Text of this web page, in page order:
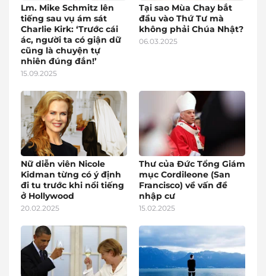
Lm. Mike Schmitz lên
tiếng sau vụ ám sát
Charlie Kirk: ‘Trước cái
ác, người ta có giận dữ
cũng là chuyện tự
nhiên đúng đắn!’
15.09.2025
Tại sao Mùa Chay bắt
đầu vào Thứ Tư mà
không phải Chúa Nhật?
06.03.2025
Nữ diễn viên Nicole
Kidman từng có ý định
đi tu trước khi nổi tiếng
ở Hollywood
20.02.2025
Thư của Đức Tổng Giám
mục Cordileone (San
Francisco) về vấn đề
nhập cư
15.02.2025